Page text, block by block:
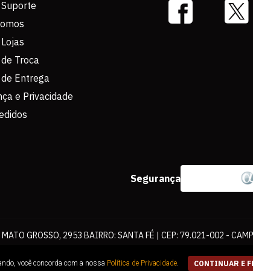
Troca
Entrega
e Privacidade
Segurança
GROSSO, 2953 BAIRRO: SANTA FÉ | CEP: 79.021-002 -
nossa autorização.
você concorda com a nossa Política de Privacidade CONTINUAR E